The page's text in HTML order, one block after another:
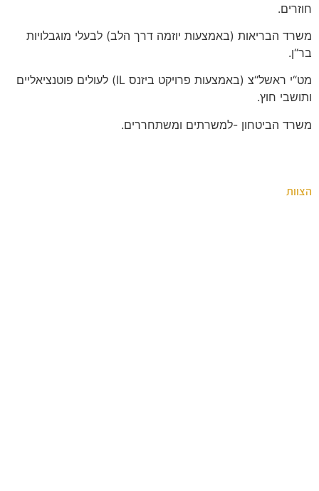
חוזרים.
משרד הבריאות (באמצעות יוזמה דרך הלב) לבעלי מוגבלויות
בר“ן.
מט“י ראשל“צ (באמצעות פרויקט ביזנס IL) לעולים פוטנציאליים
ותושבי חוץ.
משרד הביטחון -למשרתים ומשתחררים.
הצוות